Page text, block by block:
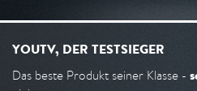
YOUTV, DER TESTSIEGER
Das beste Produkt seiner Klasse -